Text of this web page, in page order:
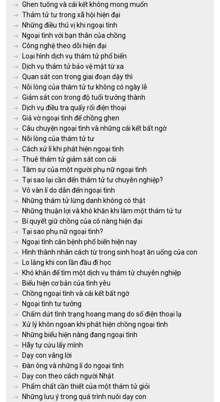
Ghen tuông và cái kết không mong muốn
Thám tử tư trong xã hội hiện đại
Những điều thú vị khi ngoại tình
Ngoại tình với bạn thân của chồng
Công nghệ theo dõi hiện đại
Loại hình dịch vụ thám tử phổ biến
Dịch vụ thám tử bảo vệ mật từ xa
Quan sát con trong giai đoạn dậy thì
Nỗi lòng của thám tử tư không có ngày lễ
Giám sát con trong độ tuổi trưởng thành
Dịch vụ điều tra quấy rối điện thoại
Giả vờ ngoại tình để chồng ghen
Câu chuyện ngoại tình và những cái kết bất ngờ
Nỗi lòng của thám tử tư
Cách xử lí khi phát hiện ngoại tình
Thuê thám tử giám sát con cái
Tâm sự của một người phụ nữ ngoại tình
Tại sao lại cần đến thám tử tư chuyên nghiệp?
Vô vàn lí do dẫn đến ngoại tình
Những thám tử lừng danh không có thật
Những thuận lợi và khó khăn khi làm một thám tử tư
Bí quyết giữ chồng của cô nàng hiện đại
Tại sao phụ nữ ngoại tình?
Ngoại tình căn bệnh phổ biến hiện nay
Hình thành nhân cách từ trong sinh hoạt ăn uống của con
Lo lắng khi con lần đầu đi học
Khó khăn để tìm một dịch vụ thám tử chuyên nghiệp
Biểu hiện cơ bản của tình yêu
Chồng ngoại tình và cái kết bất ngờ
Ngoại tình tư tưởng
Chấm dứt tình trạng hoang mang do số điện thoại lạ
Xử lý khôn ngoan khi phát hiện chồng ngoại tình
Những biểu hiện nàng đang ngoại tình
Hãy tự cứu lấy mình
Dạy con vâng lời
Đàn ông và những lí do ngoại tình
Dạy con theo cách người Nhật
Phẩm chất cần thiết của một thám tử giỏi
Những lưu ý trong quá trình nuôi dạy con